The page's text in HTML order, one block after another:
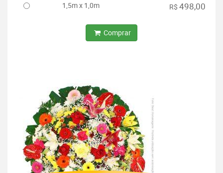
1,5m x 1,0m R$ 498,00
Comprar